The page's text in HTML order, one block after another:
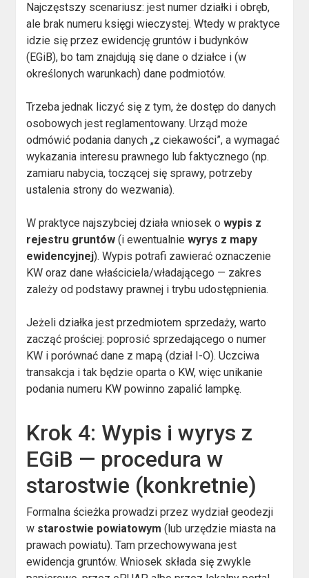
Najczęstszy scenariusz: jest numer działki i obręb,
ale brak numeru księgi wieczystej. Wtedy w praktyce
idzie się przez ewidencję gruntów i budynków
(EGiB), bo tam znajdują się dane o działce i (w
określonych warunkach) dane podmiotów.
Trzeba jednak liczyć się z tym, że dostęp do danych
osobowych jest reglamentowany. Urząd może
odmówić podania danych „z ciekawości”, a wymagać
wykazania interesu prawnego lub faktycznego (np.
zamiaru nabycia, toczącej się sprawy, potrzeby
ustalenia strony do wezwania).
W praktyce najszybciej działa wniosek owypis z
rejestru gruntów (i ewentualniewyrys z mapy
ewidencyjnej). Wypis potrafi zawierać oznaczenie
KW oraz dane właściciela/władającego — zakres
zależy od podstawy prawnej i trybu udostępnienia.
Jeżeli działka jest przedmiotem sprzedaży, warto
zacząć prościej: poprosić sprzedającego o numer
KW i porównać dane z mapą (dział I-O). Uczciwa
transakcja i tak będzie oparta o KW, więc unikanie
podania numeru KW powinno zapalić lampkę.
Krok 4: Wypis i wyrys z
EGiB — procedura w
starostwie (konkretnie)
Formalna ścieżka prowadzi przez wydział geodezji
w starostwie powiatowym (lub urzędzie miasta na
prawach powiatu). Tam przechowywana jest
ewidencja gruntów. Wniosek składa się zwykle